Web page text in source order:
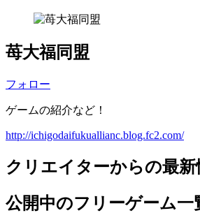
苺大福同盟
フォロー
ゲームの紹介など！
http://ichigodaifukuallianc.blog.fc2.com/
クリエイターからの最新
公開中のフリーゲーム一